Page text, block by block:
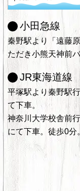
小田急線
秦野駅より「遠藤
ただき小熊天神前
JR東海道線
平塚駅より秦野駅
て下車。
神奈川大学校舎前
にて下車。徒歩0分